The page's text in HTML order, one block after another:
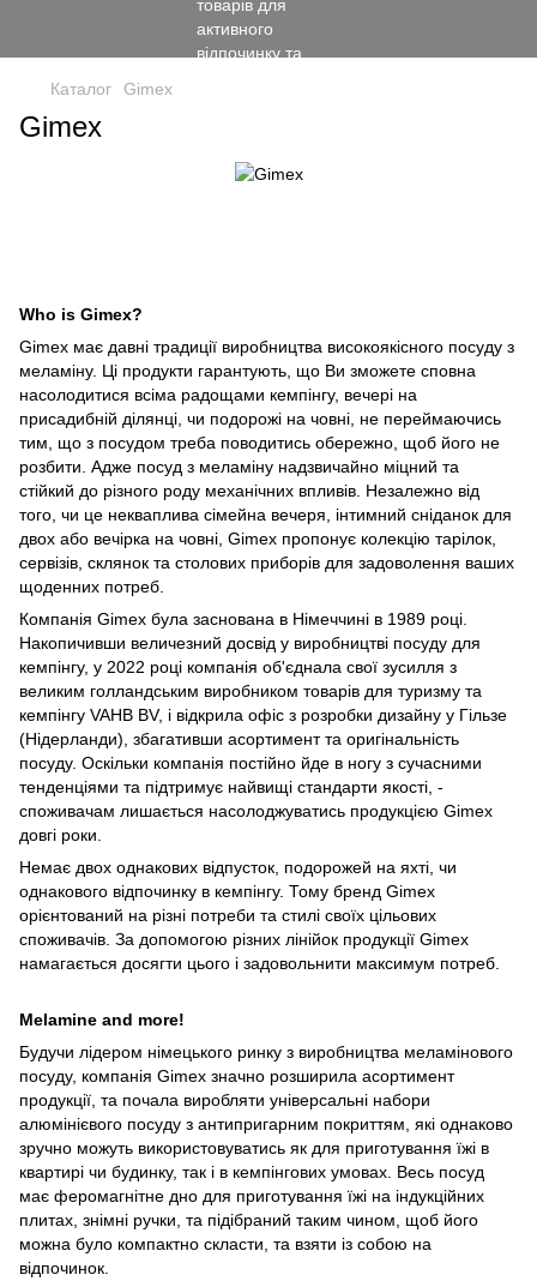
Каталог Gimex
Gimex
Who is Gimex?
Gimex має давні традиції виробництва високоякісного посуду з
меламіну. Ці продукти гарантують, що Ви зможете сповна
насолодитися всіма радощами кемпінгу, вечері на
присадибній ділянці, чи подорожі на човні, не переймаючись
тим, що з посудом треба поводитись обережно, щоб його не
розбити. Адже посуд з меламіну надзвичайно міцний та
стійкий до різного роду механічних впливів. Незалежно від
того, чи це некваплива сімейна вечеря, інтимний сніданок для
двох або вечірка на човні, Gimex пропонує колекцію тарілок,
сервізів, склянок та столових приборів для задоволення ваших
щоденних потреб.
Компанія Gimex була заснована в Німеччині в 1989 році.
Накопичивши величезний досвід у виробництві посуду для
кемпінгу, у 2022 році компанія об'єднала свої зусилля з
великим голландським виробником товарів для туризму та
кемпінгу VAHB BV, і відкрила офіс з розробки дизайну у Гільзе
(Нідерланди), збагативши асортимент та оригінальність
посуду. Оскільки компанія постійно йде в ногу з сучасними
тенденціями та підтримує найвищі стандарти якості, -
споживачам лишається насолоджуватись продукцією Gimex
довгі роки.
Немає двох однакових відпусток, подорожей на яхті, чи
однакового відпочинку в кемпінгу. Тому бренд Gimex
орієнтований на різні потреби та стилі своїх цільових
споживачів. За допомогою різних лінійок продукції Gimex
намагається досягти цього і задовольнити максимум потреб.
Melamine and more!
Будучи лідером німецького ринку з виробництва меламінового
посуду, компанія Gimex значно розширила асортимент
продукції, та почала виробляти універсальні набори
алюмінієвого посуду з антипригарним покриттям, які однаково
зручно можуть використовуватись як для приготування їжі в
квартирі чи будинку, так і в кемпінгових умовах. Весь посуд
має феромагнітне дно для приготування їжі на індукційних
плитах, знімні ручки, та підібраний таким чином, щоб його
можна було компактно скласти, та взяти із собою на
відпочинок.